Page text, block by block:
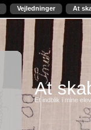
Vejledninger At
At
Et indblik i mine